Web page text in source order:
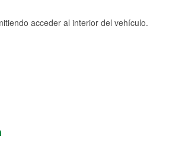
acceder al interior del vehículo.